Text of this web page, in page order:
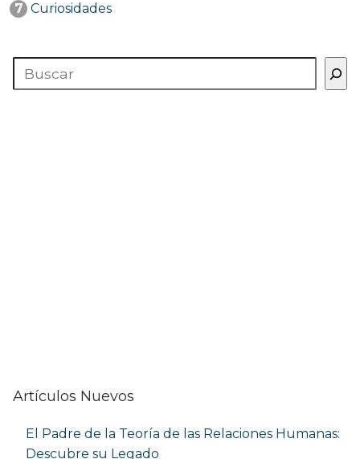
7 Curiosidades
Artículos Nuevos
El Padre de la Teoría de las Relaciones Humanas:
Descubre su Legado